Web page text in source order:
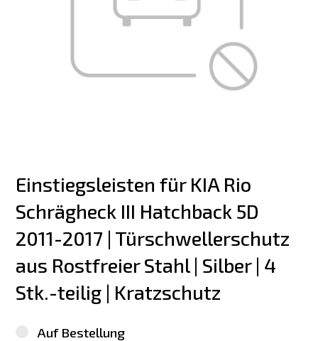
Einstiegsleisten für KIA Rio
Schrägheck III Hatchback 5D
2011-2017 | Türschwellerschutz
aus Rostfreier Stahl | Silber | 4
Stk.-teilig | Kratzschutz
Auf Bestellung